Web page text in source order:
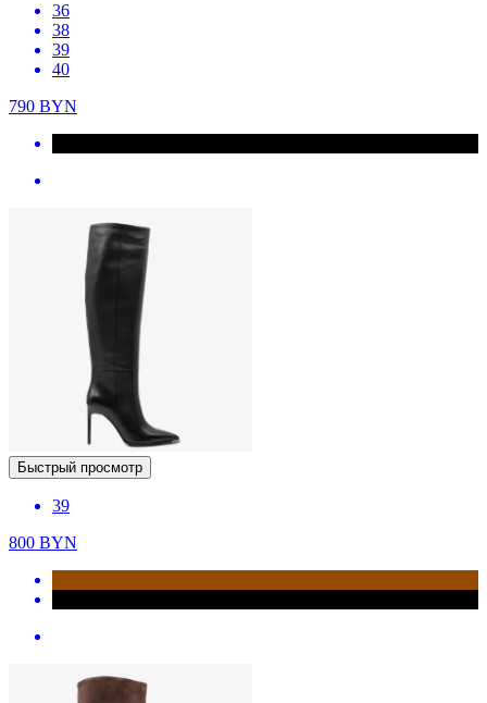
36
38
39
40
790 BYN
Быстрый просмотр
39
800 BYN